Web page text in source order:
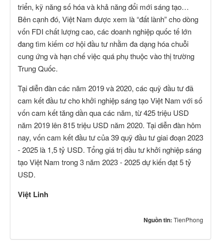
triển, kỹ năng số hóa và khả năng đổi mới sáng tạo…
Bên cạnh đó, Việt Nam được xem là “đất lành” cho dòng
vốn FDI chất lượng cao, các doanh nghiệp quốc tế lớn
đang tìm kiếm cơ hội đầu tư nhằm đa dạng hóa chuỗi
cung ứng và hạn chế việc quá phụ thuộc vào thị trường
Trung Quốc.
Tại diễn đàn các năm 2019 và 2020, các quỹ đầu tư đã
cam kết đầu tư cho khởi nghiệp sáng tạo Việt Nam với số
vốn cam kết tăng dần qua các năm, từ 425 triệu USD
năm 2019 lên 815 triệu USD năm 2020. Tại diễn đàn hôm
nay, vốn cam kết đầu tư của 39 quỹ đầu tư giai đoạn 2023
- 2025 là 1,5 tỷ USD. Tổng giá trị đầu tư khởi nghiệp sáng
tạo Việt Nam trong 3 năm 2023 - 2025 dự kiến đạt 5 tỷ
USD.
Việt Linh
Nguồn tin: TienPhong